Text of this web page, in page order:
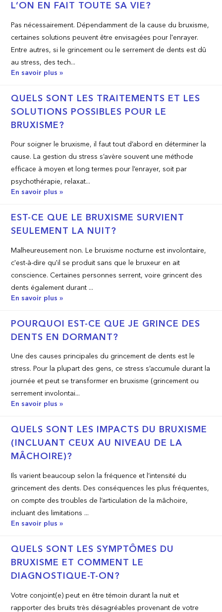
L’ON EN FAIT TOUTE SA VIE?
Pas nécessairement. Dépendamment de la cause du bruxisme,
certaines solutions peuvent être envisagées pour l'enrayer.
Entre autres, si le grincement ou le serrement de dents est dû
au stress, des tech...
En savoir plus »
QUELS SONT LES TRAITEMENTS ET LES
SOLUTIONS POSSIBLES POUR LE
BRUXISME?
Pour soigner le bruxisme, il faut tout d’abord en déterminer la
cause. La gestion du stress s’avère souvent une méthode
efficace à moyen et long termes pour l’enrayer, soit par
psychothérapie, relaxat...
En savoir plus »
EST­-CE QUE LE BRUXISME SURVIENT
SEULEMENT LA NUIT?
Malheureusement non. Le bruxisme nocturne est involontaire,
c'est-à-dire qu'il se produit sans que le bruxeur en ait
conscience. Certaines personnes serrent, voire grincent des
dents également durant ...
En savoir plus »
POURQUOI EST-CE QUE JE GRINCE DES
DENTS EN DORMANT?
Une des causes principales du grincement de dents est le
stress. Pour la plupart des gens, ce stress s’accumule durant la
journée et peut se transformer en bruxisme (grincement ou
serrement involontai...
En savoir plus »
QUELS SONT LES IMPACTS DU BRUXISME
(INCLUANT CEUX AU NIVEAU DE LA
MÂCHOIRE)?
Ils varient beaucoup selon la fréquence et l’intensité du
grincement des dents. Des conséquences les plus fréquentes,
on compte des troubles de l’articulation de la mâchoire,
incluant des limitations ...
En savoir plus »
QUELS SONT LES SYMPTÔMES DU
BRUXISME ET COMMENT LE
DIAGNOSTIQUE-T-ON?
Votre conjoint(e) peut en être témoin durant la nuit et
rapporter des bruits très désagréables provenant de votre